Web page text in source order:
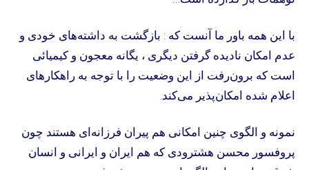
با این همه باور ما آنست که : بازگشت به داشته‌های خودی و
عدم امکان نادیده گرفتن دیگری ، یگانه معجون و کیمیائی
است که برون‌رفت از این وضعیت را با توجه به راهکارهای
اعلام شده امکان‌پذیر می‌کند.
نمونه و الگوی چنین امکانی هم پیران فرزانه‌ای هستند چون
پروفسور محسن هشترودی که هم ایران و ایرانی و انسان